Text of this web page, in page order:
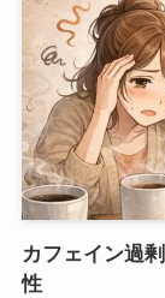
カフェイン過
性